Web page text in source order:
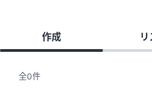
作成 リ
全0件